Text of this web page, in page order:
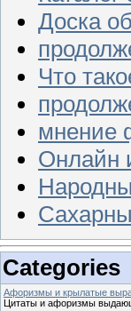
Доска
Что
мнение
Онлайн
Categories
Афоризмы и крылатые
Цитаты и афоризмы